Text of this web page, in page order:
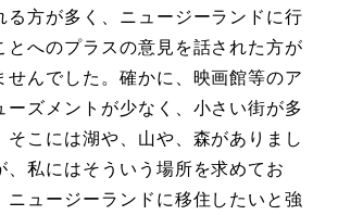
る方が多く、ニュージーランドに行
とへのプラスの意見を話された方が
せんでした。確かに、映画館等のア
ーズメントが少なく、小さい街が多
そこには湖や、山や、森がありまし
、私にはそういう場所を求めてお
ニュージーランドに移住したいと強